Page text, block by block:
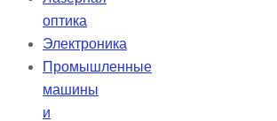
оптика
Электроника
Промышленные
машины
и